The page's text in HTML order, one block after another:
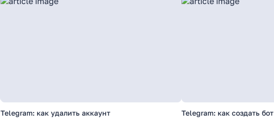
Telegram: как удалить аккаунт Telegram: как создать бот